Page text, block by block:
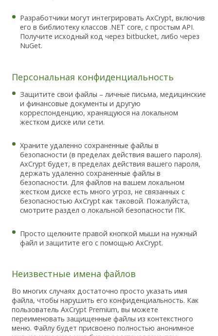
Разработчики могут интегрировать AxCrypt, включив
его в библиотеку классов .NET core, с простым API.
Получите исходный код через bitbucket, либо через
NuGet.
Персональная конфиденциальность
Защитите свои файлы – личные письма, медицинские
и финансовые документы и другую
корреспонденцию, хранящуюся на локальном
жестком диске или сети.
Храните удаленно сохраненные файлы в
безопасности (в пределах действия вашего пароля).
AxCrypt будет, в пределах действия вашего пароля,
держать удаленно сохраненные файлы в
безопасности. Для файлов на вашем локальном
жестком диске есть много угроз, не связанных с
безопасностью AxCrypt как таковой. Пожалуйста,
смотрите раздел о локальной безопасности ПК.
Просто щелкните правой кнопкой мыши на нужный
файл и защитите его с помощью AxCrypt.
Неизвестные имена файлов
Во многих случаях достаточно просто указать имя
файла, чтобы нарушить его конфиденциальность. Как
пользователь AxCrypt Premium, вы можете
переименовать защищенные файлы из контекстного
меню. Файлу будет присвоено полностью анонимное